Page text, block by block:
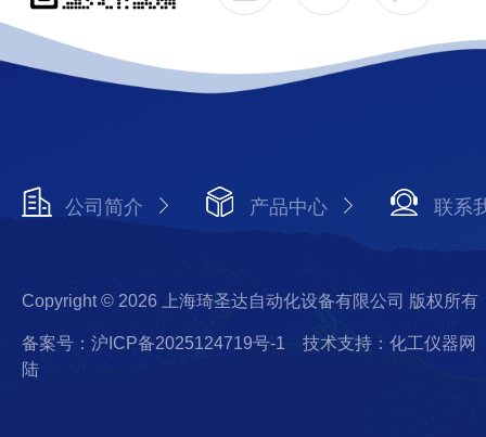
公司简介 产品中心 联系
Copyright © 2026 上海琦圣达自动化设备有限公司 版权所有
备案号：沪ICP备2025124719号-1
技术支持：化工仪器网
陆